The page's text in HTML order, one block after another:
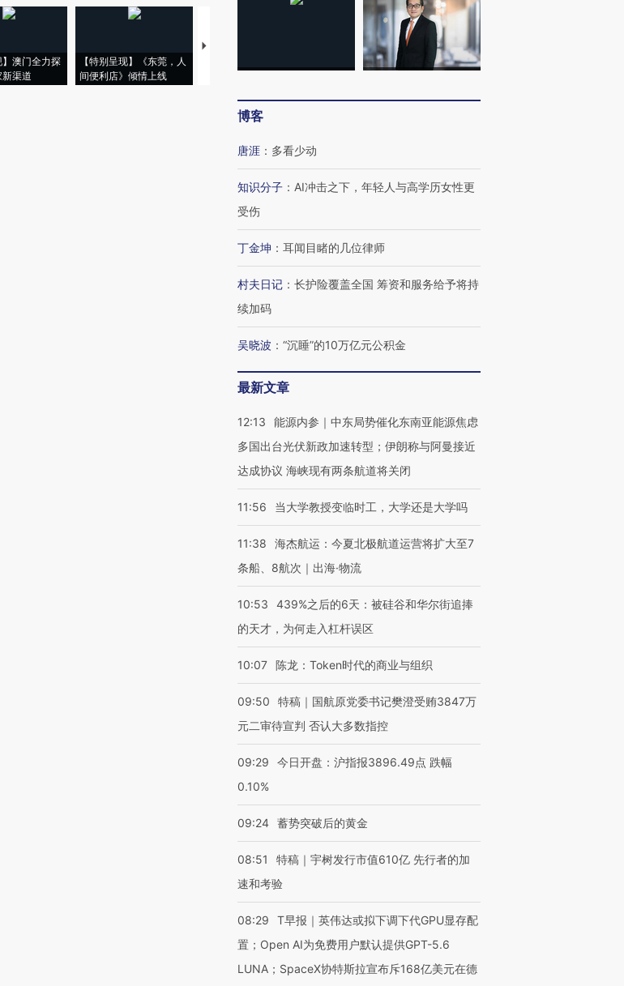
】澳门全力探
渠道
【特别呈现】《东莞，人
间便利店》倾情上线
【推广】走进第四届链博
【特别呈现】寻找100种
【商旅对话】华住集团
CFO：不靠规模取胜，华
博客
唐涯 ： 多看少动
知识分子 ： AI冲击之下，年轻人与高学历女性更
受伤
丁金坤 ： 耳闻目睹的几位律师
村夫日记 ： 长护险覆盖全国 筹资和服务给予将持
续加码
吴晓波 ： “沉睡”的10万亿元公积金
最新文章
12:13
能源内参｜中东局势催化东南亚能源焦虑
多国出台光伏新政加速转型；伊朗称与阿曼接近
达成协议 海峡现有两条航道将关闭
11:56 当大学教授变临时工，大学还是大学吗
11:38
海杰航运：今夏北极航道运营将扩大至7
条船、8航次｜出海·物流
10:53
439%之后的6天：被硅谷和华尔街追捧
的天才，为何走入杠杆误区
10:07 陈龙：Token时代的商业与组织
09:50
特稿｜国航原党委书记樊澄受贿3847万
元二审待宣判 否认大多数指控
09:29
今日开盘：沪指报3896.49点 跌幅
0.10%
09:24 蓄势突破后的黄金
08:51
特稿｜宇树发行市值610亿 先行者的加
速和考验
08:29
T早报｜英伟达或拟下调下代GPU显存配
置；Open AI为免费用户默认提供GPT-5.6
LUNA；SpaceX协特斯拉宣布斥168亿美元在德